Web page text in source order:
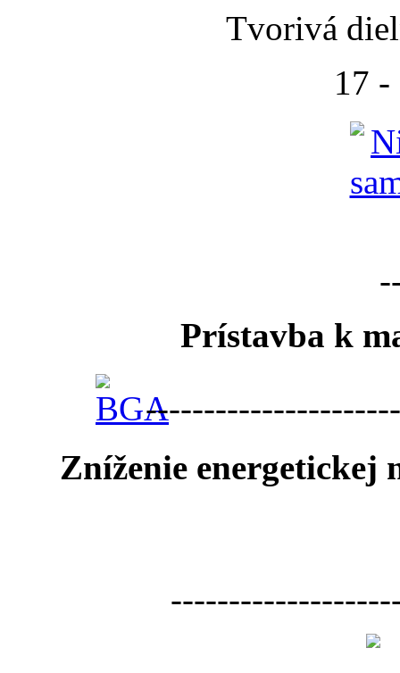
Tvorivá
17 -
Prístavba k
Zníženie energetickej